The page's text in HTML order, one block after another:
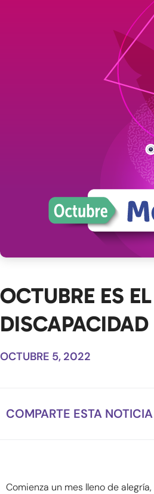
OCTUBRE ES
OCTUBRE 5, 2022
COMPARTE ESTA NOTICIA
Comienza un mes lleno de